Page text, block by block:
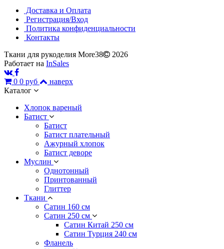
Доставка и Оплата
Регистрация/Вход
Политика конфиденциальности
Контакты
Ткани для рукоделия More38
2026
Работает на InSales
0 0 руб
наверх
Каталог
Хлопок вареный
Батист
Батист
Батист плательный
Ажурный хлопок
Батист деворе
Муслин
Однотонный
Принтованный
Глиттер
Ткани
Сатин 160 см
Сатин 250 см
Сатин Китай 250 см
Сатин Турция 240 см
Фланель